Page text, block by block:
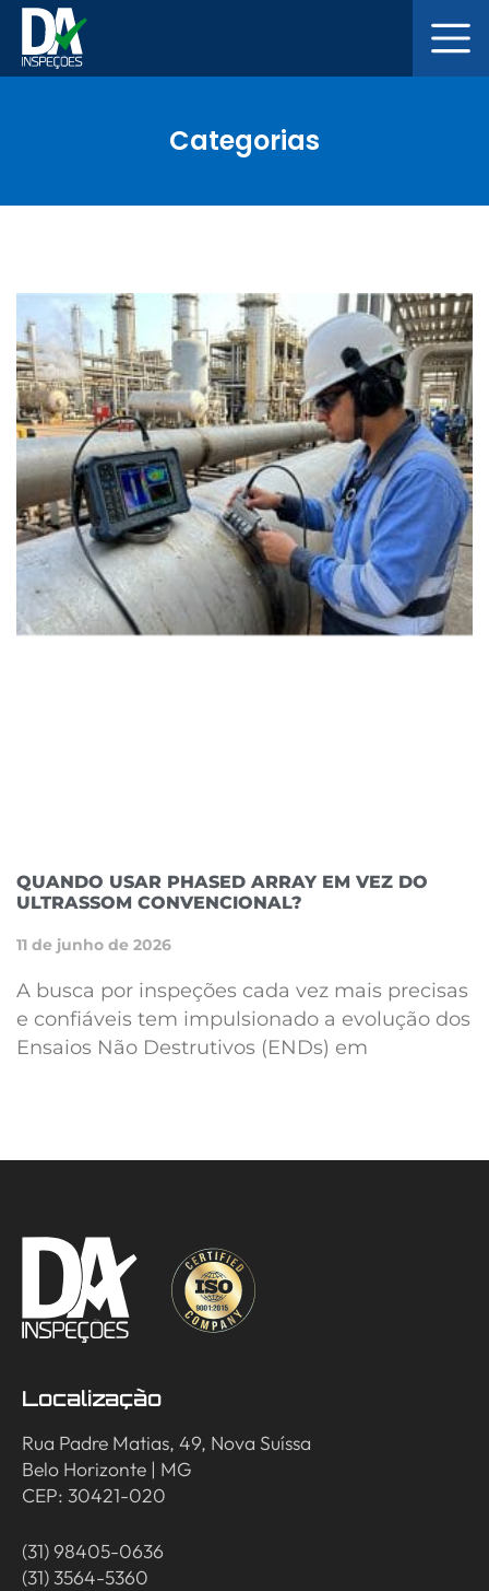
Categorias
QUANDO USAR PHASED ARRAY EM VEZ DO
ULTRASSOM CONVENCIONAL?
11 de junho de 2026
A busca por inspeções cada vez mais precisas
e confiáveis tem impulsionado a evolução dos
Ensaios Não Destrutivos (ENDs) em
Localização
Rua Padre Matias, 49, Nova Suíssa
Belo Horizonte | MG
CEP: 30421-020
(31) 98405-0636
(31) 3564-5360